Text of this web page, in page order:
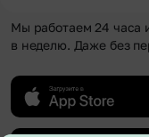
Мы работаем 24 часа
в неделю. Даже без